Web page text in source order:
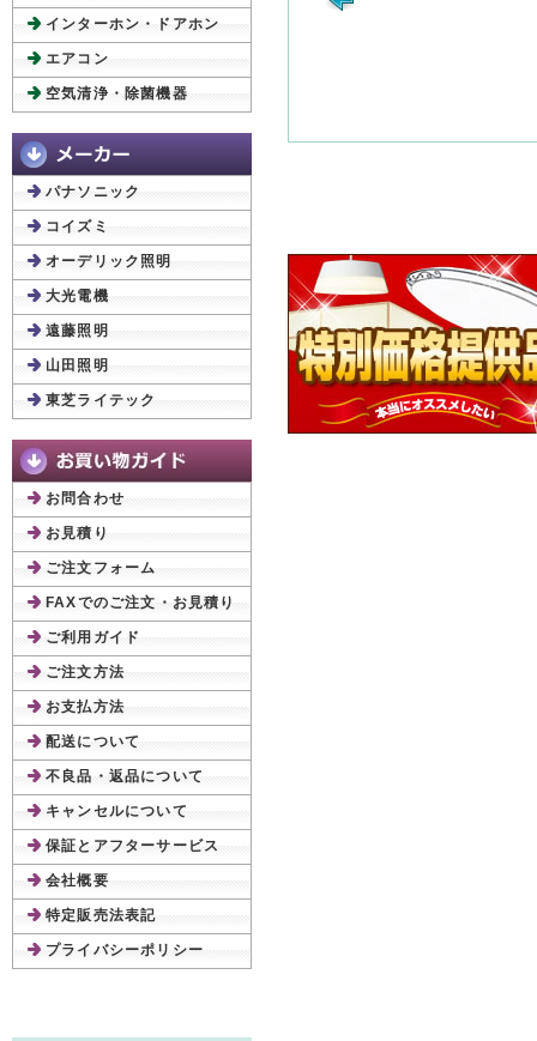
インターホン・ドアホン
エアコン
空気清浄・除菌機器
パナソニック
コイズミ
オーデリック照明
大光電機
遠藤照明
山田照明
東芝ライテック
お問合わせ
お見積り
ご注文フォーム
FAXでのご注文・お見積り
ご利用ガイド
ご注文方法
お支払方法
配送について
不良品・返品について
キャンセルについて
保証とアフターサービス
会社概要
特定販売法表記
プライバシーポリシー